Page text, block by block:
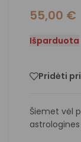
55,00 €
Išparduota
Pridėti
Šiemet vėl